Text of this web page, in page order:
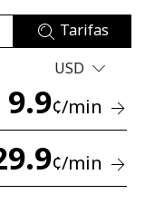
Tarifas
USD
9.9¢/min
¢/min